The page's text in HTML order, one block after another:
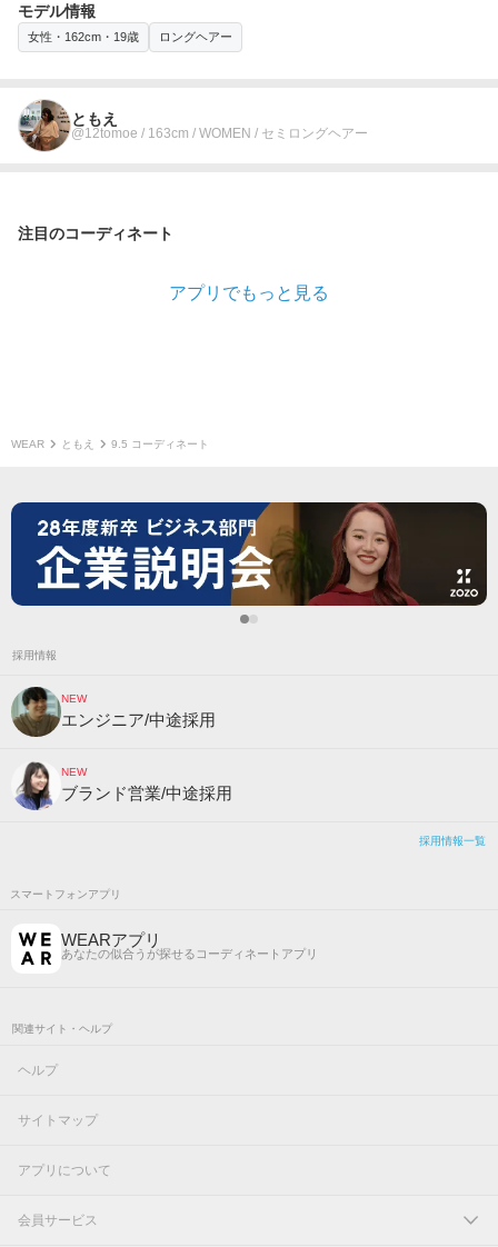
モデル情報
女性・162cm・19歳 ロングヘアー
ともえ
@12tomoe / 163cm / WOMEN / セミロングヘアー
注目のコーディネート
アプリでもっと見る
WEAR ともえ 9.5 コーディネート
採用情報
NEW
エンジニア/中途採用
NEW
ブランド営業/中途採用
採用情報一覧
スマートフォンアプリ
WEARアプリ
あなたの似合うが探せるコーディネートアプリ
関連サイト・ヘルプ
ヘルプ
サイトマップ
アプリについて
会員サービス